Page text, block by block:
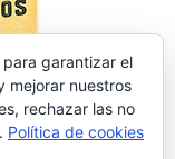
garantizar el
mejorar nuestros
rechazar las no
Política de cookies